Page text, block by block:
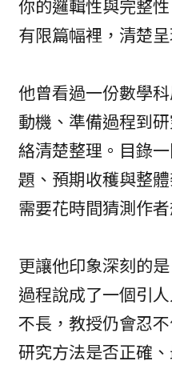
你的邏輯性與完整
有限篇幅裡，清楚
他曾看過一份數學
動機、準備過程到
絡清楚整理。目錄
題、預期收穫與整
需要花時間猜測作
更讓他印象深刻的
過程說成了一個引
不長，教授仍會忍
研究方法是否正確